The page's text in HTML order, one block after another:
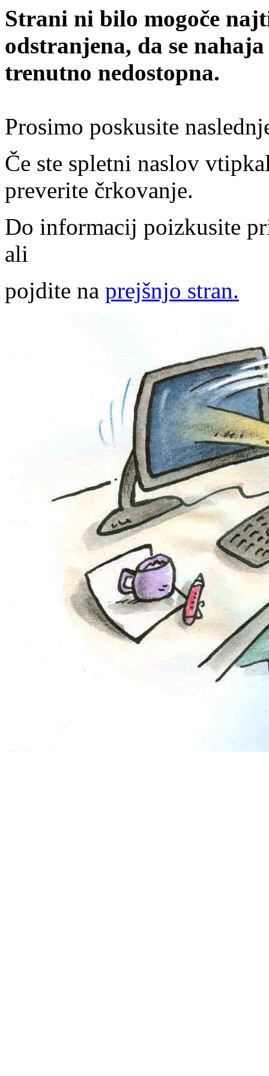
Strani ni bilo mogoče
odstranjena, da se
trenutno nedostopna.
Prosimo poskusite
Če ste spletni naslov
preverite črkovanje.
Do informacij poizkusite
ali
pojdite na prejšnjo stran.